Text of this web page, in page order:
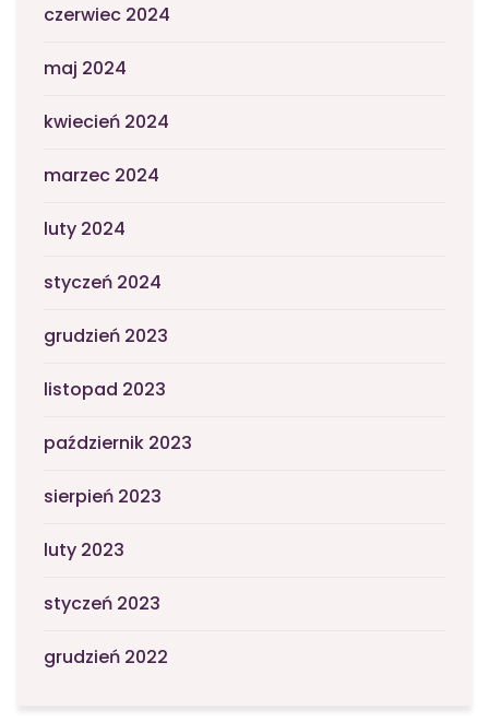
czerwiec 2024
maj 2024
kwiecień 2024
marzec 2024
luty 2024
styczeń 2024
grudzień 2023
listopad 2023
październik 2023
sierpień 2023
luty 2023
styczeń 2023
grudzień 2022